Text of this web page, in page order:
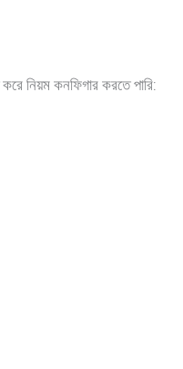
নিয়ম কনফিগার করতে পারি: